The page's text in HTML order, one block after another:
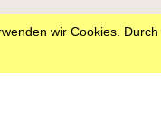
wir Cookies.